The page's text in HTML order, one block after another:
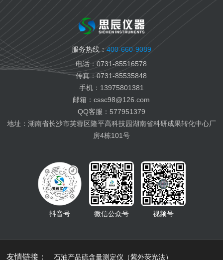
国六柴油检测
变齿轮油检测
变压器油检测
纤膏缆膏检测
船用燃料油检测
服务热线： 400-660-9089
电话：0731-85516578
传真：0731-85535848
手机：13975801381
邮箱：cssc98@126.com
QQ客服：577951379
地址：湖南省长沙市芙蓉区隆平高科技园湖南省科研成果转化中心厂
房4栋101号
抖音号 微信公众号 视频号
友情链接： 石油产品硫含量测定仪（紫外荧光法）